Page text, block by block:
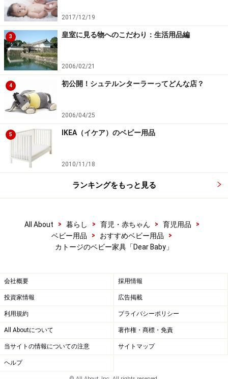
2017/12/19
3 皇室に見る物へのこだわり：生活用品編
2006/02/21
4 初公開！シュテルンターラーってどんな店？
2006/04/25
5 IKEA（イケア）のベビー用品
2010/11/18
ランキングをもっと見る
All About > 暮らし > 育児・赤ちゃん > 育児用品
>
ベビー用品
> おすすめベビー用品
>
カトージのベビー家具「Dear Baby」
会社概要 採用情報
投資家情報 広告掲載
利用規約 プライバシーポリシー
All Aboutについて 著作権・商標・免責
当サイトの情報についての注意 サイトマップ
ヘルプ